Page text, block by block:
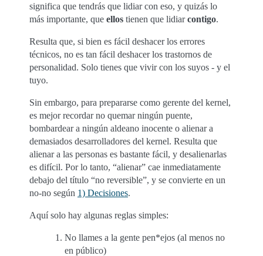
significa que tendrás que lidiar con eso, y quizás lo
más importante, que ellos tienen que lidiarcontigo.
Resulta que, si bien es fácil deshacer los errores
técnicos, no es tan fácil deshacer los trastornos de
personalidad. Solo tienes que vivir con los suyos - y el
tuyo.
Sin embargo, para prepararse como gerente del kernel,
es mejor recordar no quemar ningún puente,
bombardear a ningún aldeano inocente o alienar a
demasiados desarrolladores del kernel. Resulta que
alienar a las personas es bastante fácil, y desalienarlas
es difícil. Por lo tanto, “alienar” cae inmediatamente
debajo del título “no reversible”, y se convierte en un
no-no según 1) Decisiones.
Aquí solo hay algunas reglas simples:
No llames a la gente pen*ejos (al menos no
en público)